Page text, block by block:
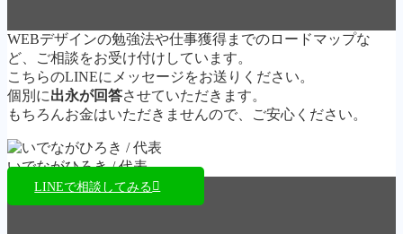
WEBデザインの勉強法や仕事獲得までのロードマップな
ど、ご相談をお受け付けしています。
こちらのLINEにメッセージをお送りください。
個別に出永が回答させていただきます。
もちろんお金はいただきませんので、ご安心ください。
いでながひろき / 代表
LINEで相談してみる